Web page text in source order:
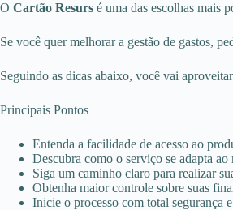
O Cartão Resurs é uma das escolhas mais
Se você quer melhorar a gestão de gastos,
Seguindo as dicas abaixo, você vai
Principais Pontos
Entenda a facilidade de acesso ao
Descubra como o serviço se adapta ao
Siga um caminho claro para realizar
Obtenha maior controle sobre suas
Inicie o processo com total segurança